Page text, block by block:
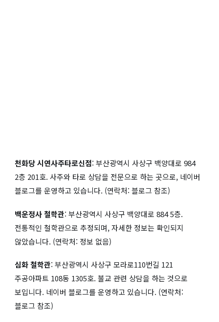
천화당 시연사주타로신점: 부산광역시 사상구 백양대로 984
2층 201호. 사주와 타로 상담을 전문으로 하는 곳으로, 네이버
블로그를 운영하고 있습니다. (연락처: 블로그 참조)
백운정사 철학관: 부산광역시 사상구 백양대로 884 5층.
전통적인 철학관으로 추정되며, 자세한 정보는 확인되지
않았습니다. (연락처: 정보 없음)
심화 철학관: 부산광역시 사상구 모라로110번길 121
주공아파트 108동 1305호. 불교 관련 상담을 하는 것으로
보입니다. 네이버 블로그를 운영하고 있습니다. (연락처:
블로그 참조)